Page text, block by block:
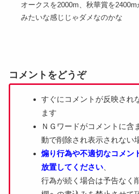
オークスを2000m、秋華賞を
みたいな感じじゃダメなのかな
コメントをどうぞ
すぐにコメントが反映され
ます
ＮＧワードがコメントに含
動で削除され表示されない
煽り行為や不適切なコメン
放置してください
行為が続く場合は予告なく